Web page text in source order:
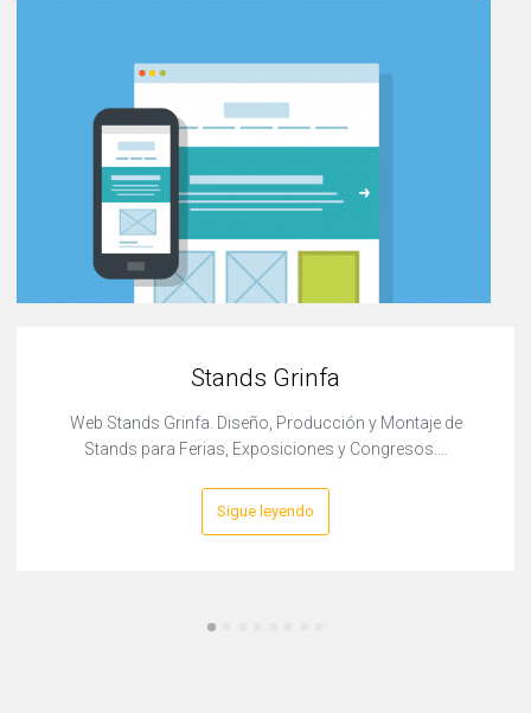
Stands Grinfa
Web Stands Grinfa. Diseño, Producción y Montaje de
Stands para Ferias, Exposiciones y Congresos.…
Sigue leyendo